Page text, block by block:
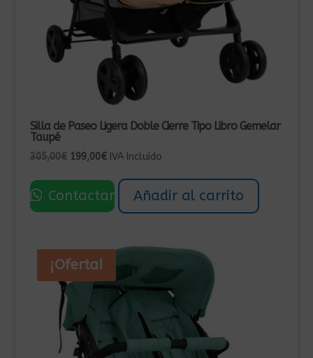
Silla de Paseo Ligera Doble Cierre Tipo Libro Gemelar
Taupé
305,00€ El
original
era:
199,00€El
actual
es:
IVA Incluído
Contactar Añadir al carrito
¡Oferta!